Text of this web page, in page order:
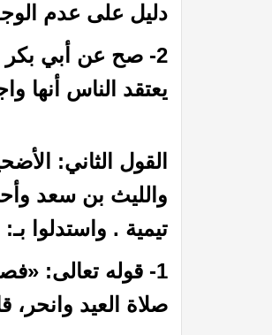
دليل على عدم
2- صح عن أبي بكر
يعتقد الناس أنها
القول الثاني:
والليث بن سعد
تيمية . واستدلوا بـ:
صلاة العيد وانحر،
الميزان د. محمد عبد المنعم